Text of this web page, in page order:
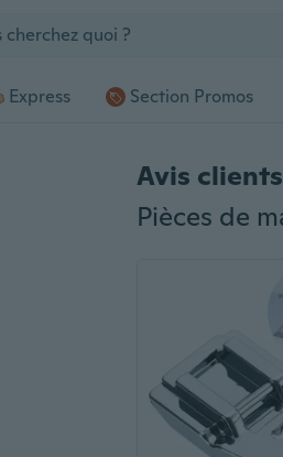
Express Section Promos
Avis clients